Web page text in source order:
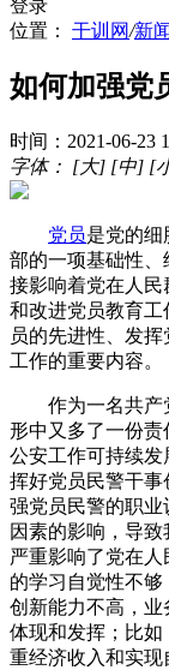
登录
位置：
干训网/新
如何加强党
时间：2021-06-23
字体： [大] [中] [
党员是党的细
部的一项基础性
接影响着党在人
和改进党员教育
员的先进性、发
工作的重要内容。
作为一名共产党
形中又多了一份责
公安工作可持续
挥好党员民警干
强党员民警的职
因素的影响，导致
严重影响了党在
的学习自觉性不
创新能力不高，
体现和发挥；比
重经济收入和实